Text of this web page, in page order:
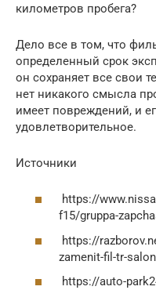
километров пробега?
Дело все в том, что
определенный срок
он сохраняет все свои
нет никакого смысла
имеет повреждений, и
удовлетворительное.
Источники
https://
f15/gruppa-
https://
zamenit-fil-tr-
https://auto-